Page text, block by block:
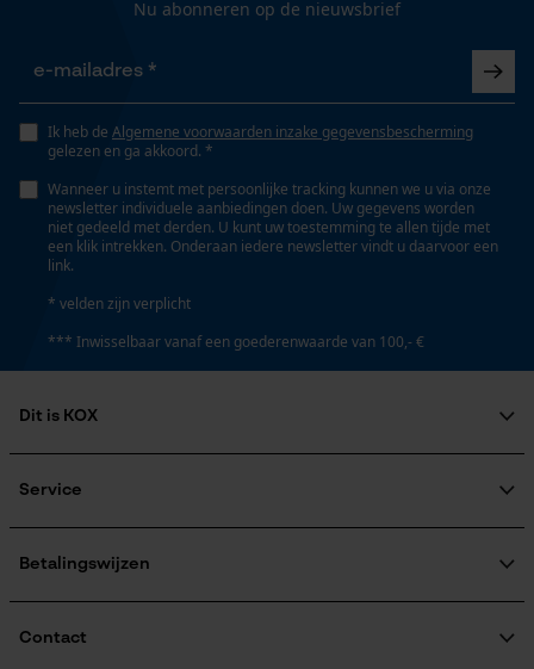
Nu abonneren op de nieuwsbrief
Ik heb de Algemene voorwaarden inzake gegevensbescherming
gelezen en ga akkoord. *
Wanneer u instemt met persoonlijke tracking kunnen we u via onze
newsletter individuele aanbiedingen doen. Uw gegevens worden
niet gedeeld met derden. U kunt uw toestemming te allen tijde met
een klik intrekken. Onderaan iedere newsletter vindt u daarvoor een
link.
* velden zijn verplicht
*** Inwisselbaar vanaf een goederenwaarde van 100,- €
Dit is KOX
Maatschappelijke betrokkenheid
Aanmelding nieuwsbrief
Service
KOX catalogus
Verzendkosteninformatie
Betalingswijzen
Contact